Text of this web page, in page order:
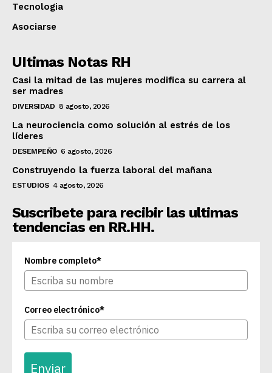
Tecnologia
Asociarse
UItimas Notas RH
Casi la mitad de las mujeres modifica su carrera al
ser madres
DIVERSIDAD 8 agosto, 2026
La neurociencia como solución al estrés de los
líderes
DESEMPEÑO 6 agosto, 2026
Construyendo la fuerza laboral del mañana
ESTUDIOS 4 agosto, 2026
Suscribete para recibir las ultimas
tendencias en RR.HH.
Nombre completo*
Correo electrónico*
Enviar